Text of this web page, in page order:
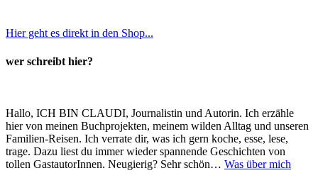
Hier geht es direkt in den Shop...
wer schreibt hier?
Hallo, ICH BIN CLAUDI, Journalistin und Autorin. Ich erzähle
hier von meinen Buchprojekten, meinem wilden Alltag und unseren
Familien-Reisen. Ich verrate dir, was ich gern koche, esse, lese,
trage. Dazu liest du immer wieder spannende Geschichten von
tollen GastautorInnen. Neugierig? Sehr schön… Was über mich